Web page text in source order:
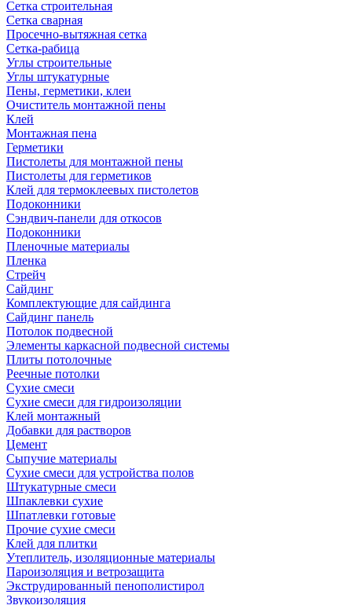
Сетка строительная
Сетка сварная
Просечно-вытяжная сетка
Сетка-рабица
Углы строительные
Углы штукатурные
Пены, герметики, клеи
Очиститель монтажной пены
Клей
Монтажная пена
Герметики
Пистолеты для монтажной пены
Пистолеты для герметиков
Клей для термоклеевых пистолетов
Подоконники
Сэндвич-панели для откосов
Подоконники
Пленочные материалы
Пленка
Стрейч
Сайдинг
Комплектующие для сайдинга
Сайдинг панель
Потолок подвесной
Элементы каркасной подвесной системы
Плиты потолочные
Реечные потолки
Сухие смеси
Сухие смеси для гидроизоляции
Клей монтажный
Добавки для растворов
Цемент
Сыпучие материалы
Сухие смеси для устройства полов
Штукатурные смеси
Шпаклевки сухие
Шпатлевки готовые
Прочие сухие смеси
Клей для плитки
Утеплитель, изоляционные материалы
Пароизоляция и ветрозащита
Экструдированный пенополистирол
Звукоизоляция